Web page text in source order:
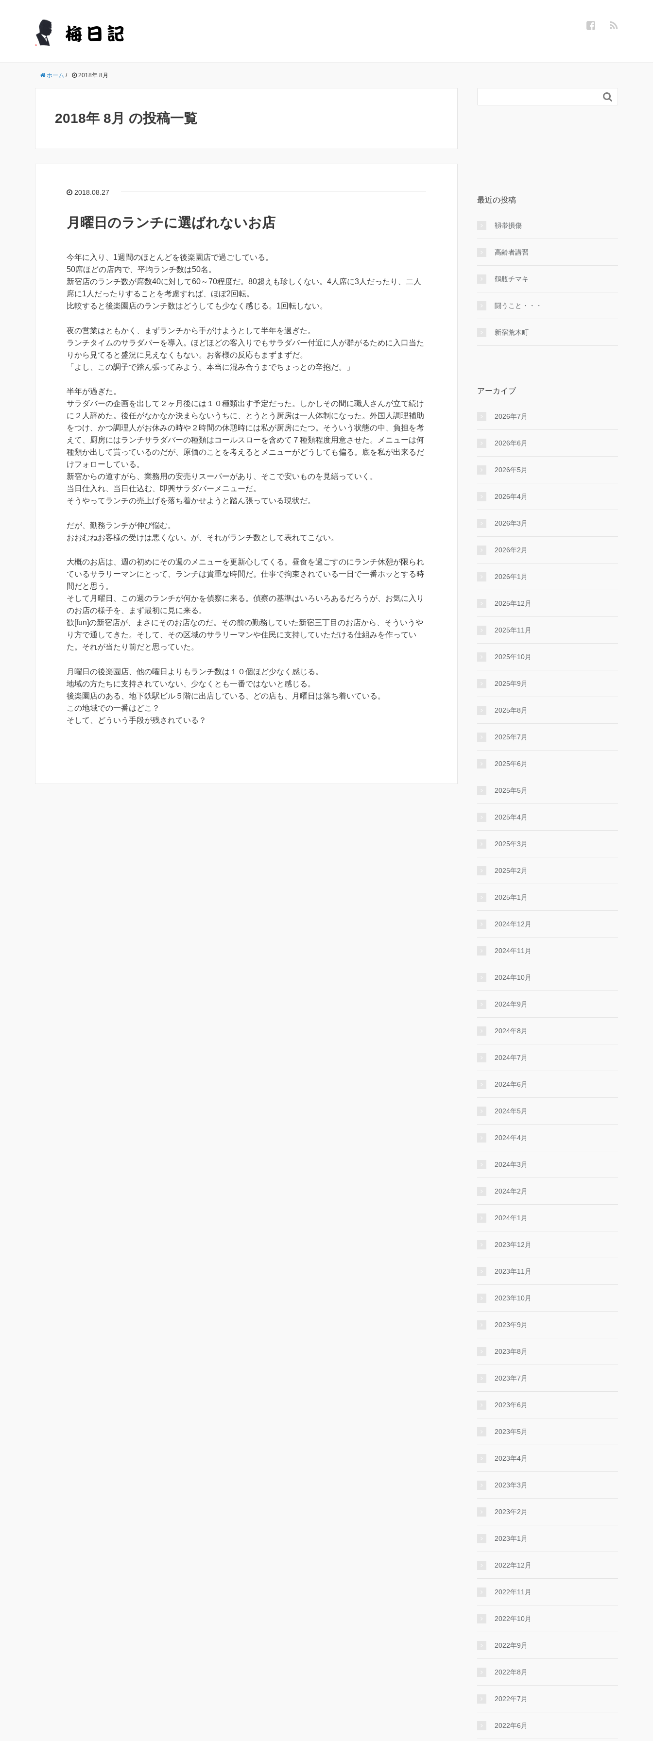
ホーム / 2018年 8月
2018年 8月 の投稿一覧
2018.08.27
月曜日のランチに選ばれないお店
今年に入り、1週間のほとんどを後楽園店で過ごしている。
50席ほどの店内で、平均ランチ数は50名。
新宿店のランチ数が席数40に対して60～70程度だ。80超えも珍しくない。4人席に3人だったり、二人
席に1人だったりすることを考慮すれば、ほぼ2回転。
比較すると後楽園店のランチ数はどうしても少なく感じる。1回転しない。
夜の営業はともかく、まずランチから手がけようとして半年を過ぎた。
ランチタイムのサラダバーを導入。ほどほどの客入りでもサラダバー付近に人が群がるために入口当た
りから見てると盛況に見えなくもない。お客様の反応もまずまずだ。
「よし、この調子で踏ん張ってみよう。本当に混み合うまでちょっとの辛抱だ。」
半年が過ぎた。
サラダバーの企画を出して２ヶ月後には１０種類出す予定だった。しかしその間に職人さんが立て続け
に２人辞めた。後任がなかなか決まらないうちに、とうとう厨房は一人体制になった。外国人調理補助
をつけ、かつ調理人がお休みの時や２時間の休憩時には私が厨房にたつ。そういう状態の中、負担を考
えて、厨房にはランチサラダバーの種類はコールスローを含めて７種類程度用意させた。メニューは何
種類か出して貰っているのだが、原価のことを考えるとメニューがどうしても偏る。底を私が出来るだ
けフォローしている。
新宿からの道すがら、業務用の安売りスーパーがあり、そこで安いものを見繕っていく。
当日仕入れ、当日仕込む、即興サラダバーメニューだ。
そうやってランチの売上げを落ち着かせようと踏ん張っている現状だ。
だが、勤務ランチが伸び悩む。
おおむねお客様の受けは悪くない。が、それがランチ数として表れてこない。
大概のお店は、週の初めにその週のメニューを更新心してくる。昼食を過ごすのにランチ休憩が限られ
ているサラリーマンにとって、ランチは貴重な時間だ。仕事で拘束されている一日で一番ホッとする時
間だと思う。
そして月曜日、この週のランチが何かを偵察に来る。偵察の基準はいろいろあるだろうが、お気に入り
のお店の様子を、まず最初に見に来る。
歓[fun]の新宿店が、まさにそのお店なのだ。その前の勤務していた新宿三丁目のお店から、そういうや
り方で通してきた。そして、その区域のサラリーマンや住民に支持していただける仕組みを作ってい
た。それが当たり前だと思っていた。
月曜日の後楽園店、他の曜日よりもランチ数は１０個ほど少なく感じる。
地域の方たちに支持されていない、少なくとも一番ではないと感じる。
後楽園店のある、地下鉄駅ビル５階に出店している、どの店も、月曜日は落ち着いている。
この地域での一番はどこ？
そして、どういう手段が残されている？

最近の投稿
靱帯損傷
高齢者講習
鶴瓶チマキ
闘うこと・・・
新宿荒木町
アーカイブ
2026年7月
2026年6月
2026年5月
2026年4月
2026年3月
2026年2月
2026年1月
2025年12月
2025年11月
2025年10月
2025年9月
2025年8月
2025年7月
2025年6月
2025年5月
2025年4月
2025年3月
2025年2月
2025年1月
2024年12月
2024年11月
2024年10月
2024年9月
2024年8月
2024年7月
2024年6月
2024年5月
2024年4月
2024年3月
2024年2月
2024年1月
2023年12月
2023年11月
2023年10月
2023年9月
2023年8月
2023年7月
2023年6月
2023年5月
2023年4月
2023年3月
2023年2月
2023年1月
2022年12月
2022年11月
2022年10月
2022年9月
2022年8月
2022年7月
2022年6月